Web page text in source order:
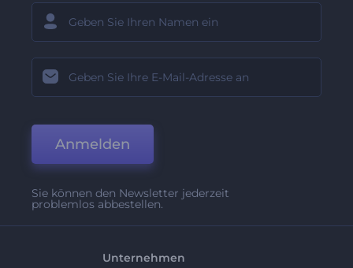
Anmelden
Sie können den Newsletter jederzeit
problemlos abbestellen.
Unternehmen